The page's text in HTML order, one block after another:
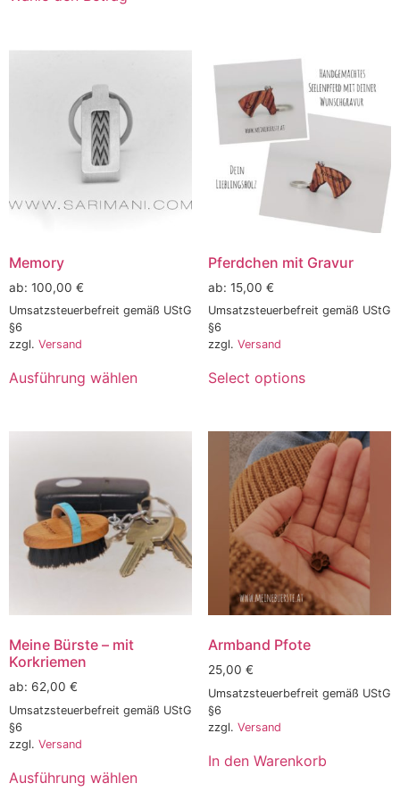
Memory
ab: 100,00 €
Umsatzsteuerbefreit gemäß UStG
§6
zzgl. Versand
Ausführung wählen
Pferdchen mit Gravur
ab: 15,00 €
Umsatzsteuerbefreit gemäß UStG
§6
zzgl. Versand
Select options
Meine Bürste – mit
Korkriemen
ab: 62,00 €
Umsatzsteuerbefreit gemäß UStG
§6
zzgl. Versand
Ausführung wählen
Armband Pfote
25,00 €
Umsatzsteuerbefreit gemäß UStG
§6
zzgl. Versand
In den Warenkorb